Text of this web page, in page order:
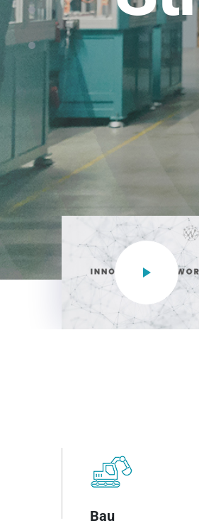
NEO CEE:
effizient in der
Bau